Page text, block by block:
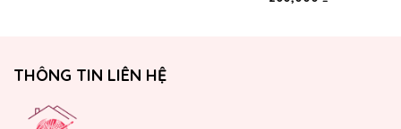
THÔNG TIN LIÊN HỆ